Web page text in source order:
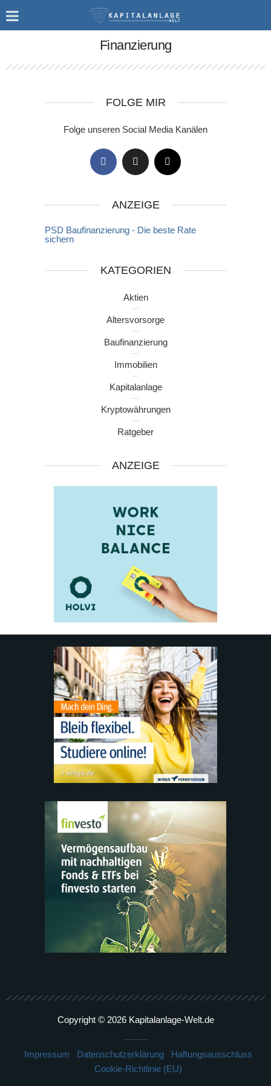
Finanzierung
FOLGE MIR
Folge unseren Social Media Kanälen
ANZEIGE
PSD Baufinanzierung - Die beste Rate
sichern
KATEGORIEN
Aktien
Altersvorsorge
Baufinanzierung
Immobilien
Kapitalanlage
Kryptowährungen
Ratgeber
ANZEIGE
Copyright © 2026 Kapitalanlage-Welt.de
Impressum Datenschutzerklärung
Haftungsausschluss
Cookie-Richtlinie (EU)